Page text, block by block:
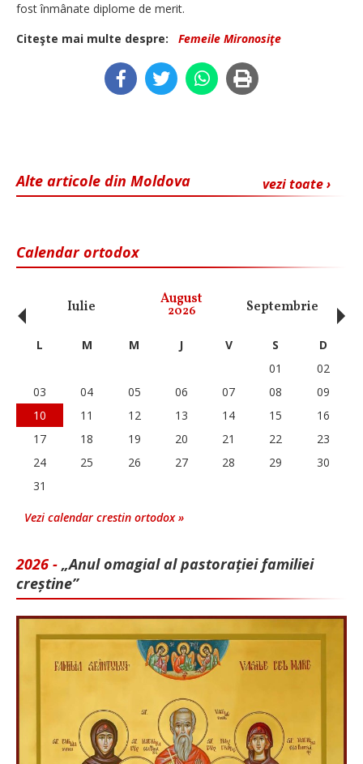
fost înmânate diplome de merit.
Citeşte mai multe despre:
Femeile Mironosiţe
vezi toate ›
Alte articole din Moldova
Calendar ortodox
Iulie August
2026 Septembrie
‹ L M M J V S
D
01
02
03
04 05 06 07 08
09
10
11 12 13 14 15
16
17
18 19 20 21 22
23
24
25 26 27 28 29
30
31
Vezi calendar crestin ortodox »
2026 - „Anul omagial al pastorației familiei
creștine”